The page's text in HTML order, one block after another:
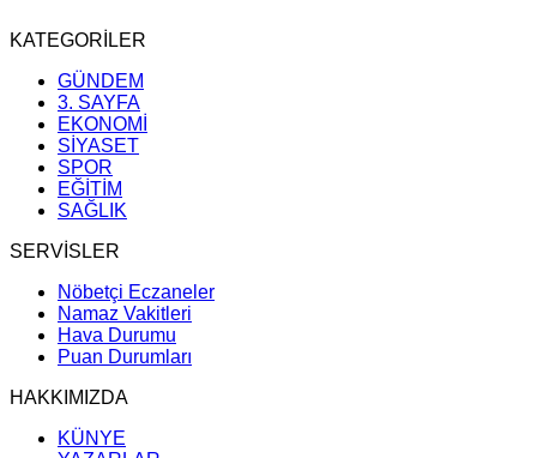
KATEGORİLER
GÜNDEM
3. SAYFA
EKONOMİ
SİYASET
SPOR
EĞİTİM
SAĞLIK
SERVİSLER
Nöbetçi Eczaneler
Namaz Vakitleri
Hava Durumu
Puan Durumları
HAKKIMIZDA
KÜNYE